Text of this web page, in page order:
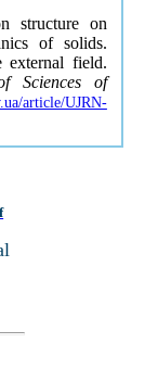
structure on
of solids.
external field.
Sciences of
article/UJRN-